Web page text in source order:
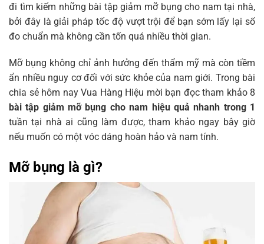
Bài tập gập bụng tăng cơ và giảm mỡ bụng nam
hiệu quả
Bài tập bật nhảy co gối đánh tan mỡ bụng cho
Dùng con lăn để thực hiện bài tập giảm mỡ bụng
Bài tập Cardio leo núi chéo chân trên bộ giúp
giảm mỡ bụng
Plank giúp giảm béo bụng cho nam hiệu quả
Bài tập đu xà giảm mỡ bụng tại nhà
Ưu tiên những trang phục tối màu
Chọn trang phục vừa với cơ thể
Mặc những chiếc quần cạp thấp
Ưu tiên họa tiết kẻ sọc
đi tìm kiếm những bài tập giảm mỡ bụng cho nam tại nhà,
bởi đây là giải pháp tốc độ vượt trội để bạn sớm lấy lại số
đo chuẩn mà không cần tốn quá nhiều thời gian.
Mỡ bụng không chỉ ảnh hưởng đến thẩm mỹ mà còn tiềm
ẩn nhiều nguy cơ đối với sức khỏe của nam giới. Trong bài
chia sẻ hôm nay Vua Hàng Hiệu mời bạn đọc tham khảo 8
bài tập giảm mỡ bụng cho nam hiệu quả nhanh trong 1
tuần tại nhà ai cũng làm được, tham khảo ngay bây giờ
nếu muốn có một vóc dáng hoàn hảo và nam tính.
Mỡ bụng là gì?